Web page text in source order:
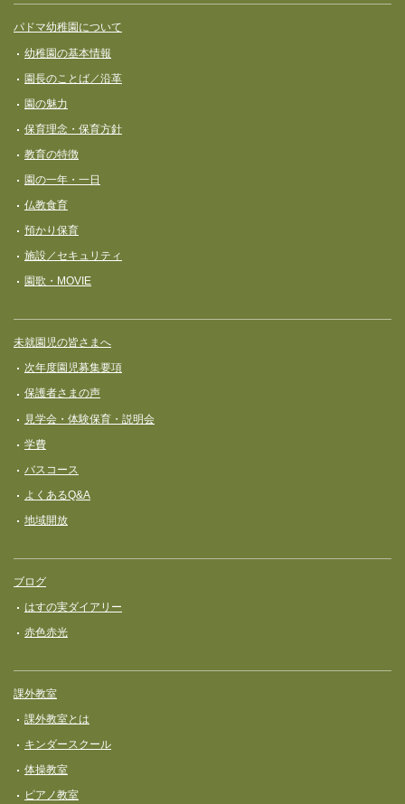
ー
ジ
ナ
ビ
ゲ
ー
シ
ョ
ン
フッターコンテンツ
パドマ幼稚園について
幼稚園の基本情報
園長のことば／沿革
園の魅力
保育理念・保育⽅針
教育の特徴
園の一年・一日
仏教食育
預かり保育
施設／セキュリティ
園歌・MOVIE
未就園児の皆さまへ
次年度園児募集要項
保護者さまの声
見学会・体験保育・説明会
学費
バスコース
よくあるQ&A
地域開放
ブログ
はすの実ダイアリー
赤色赤光
課外教室
課外教室とは
キンダースクール
体操教室
ピアノ教室